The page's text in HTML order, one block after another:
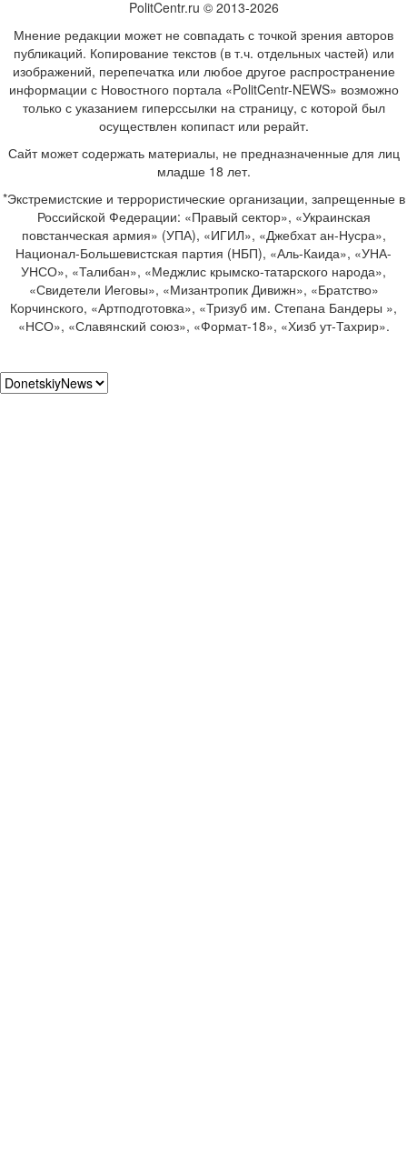
PolitCentr.ru © 2013-2026
Мнение редакции может не совпадать с точкой зрения авторов
публикаций. Копирование текстов (в т.ч. отдельных частей) или
изображений, перепечатка или любое другое распространение
информации с Новостного портала «PolitCentr-NEWS» возможно
только с указанием гиперссылки на страницу, с которой был
осуществлен копипаст или рерайт.
Сайт может содержать материалы, не предназначенные для лиц
младше 18 лет.
*Экстремистские и террористические организации, запрещенные в
Российской Федерации: «Правый сектор», «Украинская
повстанческая армия» (УПА), «ИГИЛ», «Джебхат ан-Нусра»,
Национал-Большевистская партия (НБП), «Аль-Каида», «УНА-
УНСО», «Талибан», «Меджлис крымско-татарского народа»,
«Свидетели Иеговы», «Мизантропик Дивижн», «Братство»
Корчинского, «Артподготовка», «Тризуб им. Степана Бандеры »,
«НСО», «Славянский союз», «Формат-18», «Хизб ут-Тахрир».